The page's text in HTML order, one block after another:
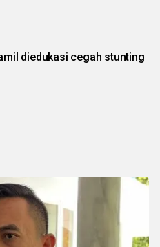
diedukasi cegah stunting